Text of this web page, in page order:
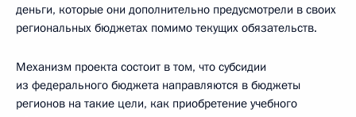
деньги, которые они дополнительно предусмотрели в своих
региональных бюджетах помимо текущих обязательств.
Механизм проекта состоит в том, что субсидии
из федерального бюджета направляются в бюджеты
регионов на такие цели, как приобретение учебного